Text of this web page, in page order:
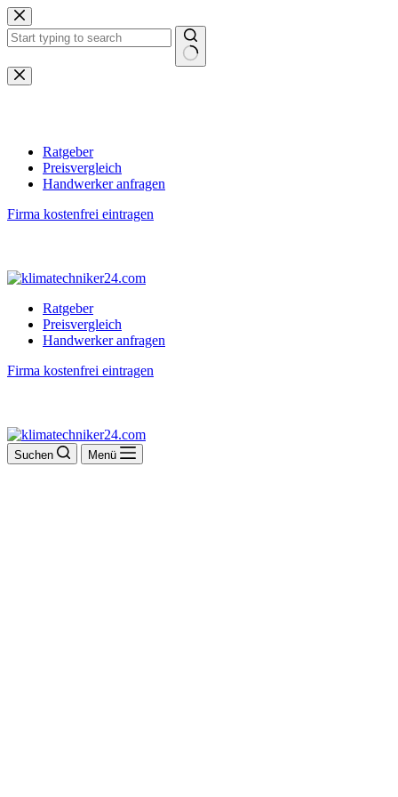
Zum
Inhalt
springen
Keine
Ergebnisse
Ratgeber
Preisvergleich
Handwerker anfragen
Firma kostenfrei eintragen
Ratgeber
Preisvergleich
Handwerker anfragen
Firma kostenfrei eintragen
Suchen Menü